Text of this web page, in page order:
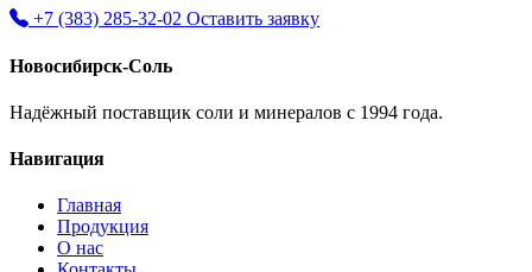
+7 (383) 285-32-02 Оставить заявку
Новосибирск-Соль
Надёжный поставщик соли и минералов с 1994 года.
Навигация
Главная
Продукция
О нас